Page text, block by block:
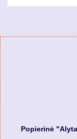
Popierinė